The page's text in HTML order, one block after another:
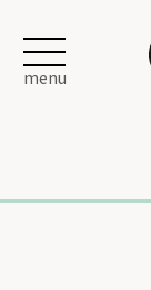
menu